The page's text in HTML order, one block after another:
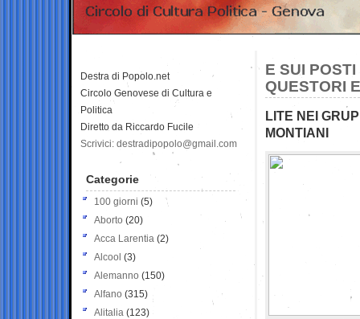
E SUI
QUESTORI
LITE NEI
MONTIANI
Destra di Popolo.net
Circolo Genovese di Cultura e
Politica
Diretto da Riccardo Fucile
Scrivici: destradipopolo@gmail.com
Categorie
100 giorni (5)
Aborto (20)
Acca Larentia (2)
Alcool (3)
Alemanno (150)
Alfano (315)
Alitalia (123)